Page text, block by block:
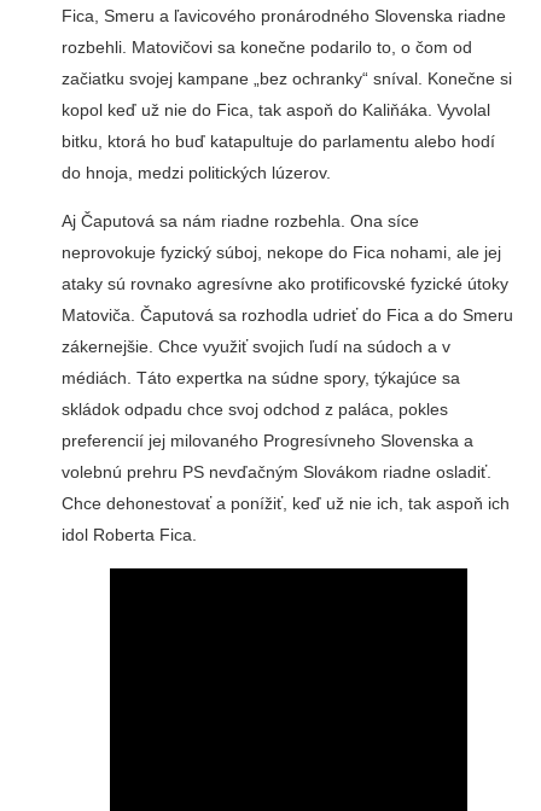
Fica, Smeru a ľavicového pronárodného Slovenska riadne
rozbehli. Matovičovi sa konečne podarilo to, o čom od
začiatku svojej kampane „bez ochranky“ sníval. Konečne si
kopol keď už nie do Fica, tak aspoň do Kaliňáka. Vyvolal
bitku, ktorá ho buď katapultuje do parlamentu alebo hodí
do hnoja, medzi politických lúzerov.
Aj Čaputová sa nám riadne rozbehla. Ona síce
neprovokuje fyzický súboj, nekope do Fica nohami, ale jej
ataky sú rovnako agresívne ako protificovské fyzické útoky
Matoviča. Čaputová sa rozhodla udrieť do Fica a do Smeru
zákernejšie. Chce využiť svojich ľudí na súdoch a v
médiách. Táto expertka na súdne spory, týkajúce sa
skládok odpadu chce svoj odchod z paláca, pokles
preferencií jej milovaného Progresívneho Slovenska a
volebnú prehru PS nevďačným Slovákom riadne osladiť.
Chce dehonestovať a ponížiť, keď už nie ich, tak aspoň ich
idol Roberta Fica.